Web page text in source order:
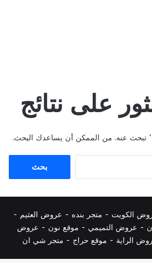
على نتائج
’ تبحث عنه. من الممكن أن يساعدك البحث.
الكويت - متجر بنده - عروض العثيم -
- عروض التميمي - موقع نون - عروض
الراية - موقع حراج - متجر شي ان